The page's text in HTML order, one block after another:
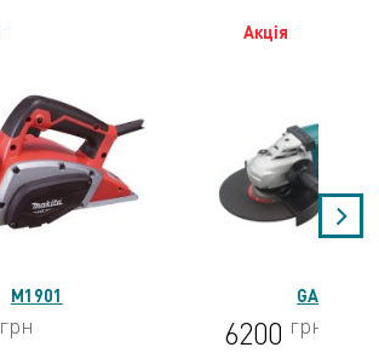
M1901
грн
Акція
GA9020
6200 грн